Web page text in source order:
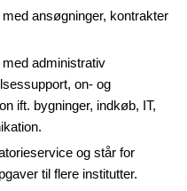
ansøgninger, kontrakter
administrativ
on- og
ift. bygninger, indkøb, IT,
og står for
til flere institutter.